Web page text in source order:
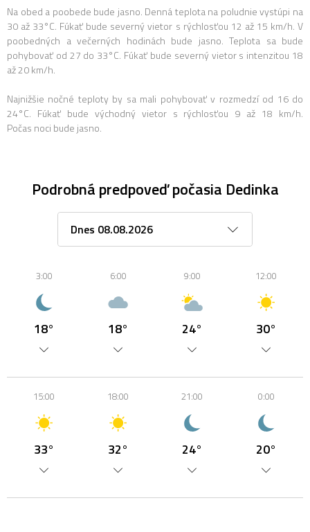
Na obed a poobede bude jasno. Denná teplota na poludnie vystúpi na
30 až 33°C. Fúkať bude severný vietor s rýchlosťou 12 až 15 km/h. V
poobedných a večerných hodinách bude jasno. Teplota sa bude
pohybovať od 27 do 33°C. Fúkať bude severný vietor s intenzitou 18
až 20 km/h.
Najnižšie nočné teploty by sa mali pohybovať v rozmedzí od 16 do
24°C. Fúkať bude východný vietor s rýchlosťou 9 až 18 km/h.
Počas noci bude jasno.
Podrobná predpoveď počasia Dedinka
3:00
18°
6:00
18°
9:00
24°
12:00
30°
15:00
33°
18:00
32°
21:00
24°
0:00
20°